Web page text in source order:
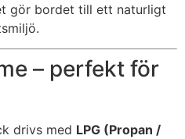
gör bordet till ett naturligt
– perfekt för
drivs med LPG (Propan /